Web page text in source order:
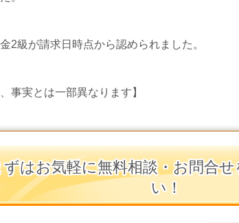
2級が請求日時点から認められました。
事実とは一部異なります】
ずはお気軽に無料相談・お問合
い！